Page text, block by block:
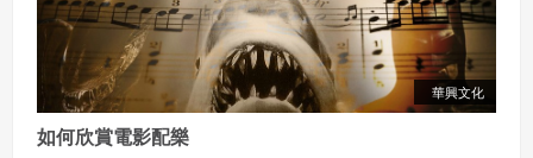
華興文化
如何欣賞電影配樂